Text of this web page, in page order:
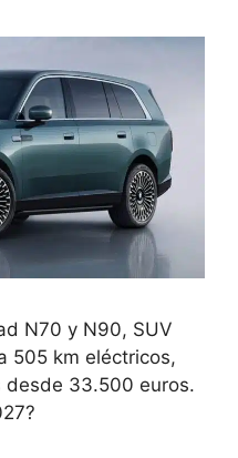
N70 y N90, SUV
505 km eléctricos,
desde 33.500 euros.